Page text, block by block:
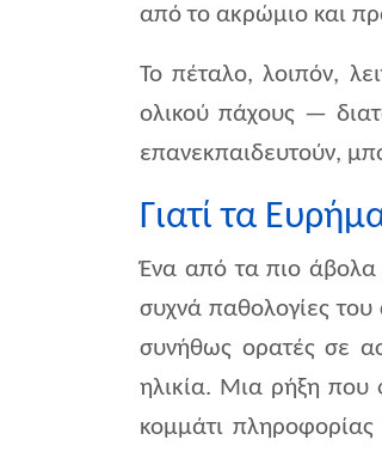
από το ακρώμιο και
Το πέταλο, λοιπόν,
ολικού πάχους —
επανεκπαιδευτούν,
Γιατί τα
Ένα από τα πιο άβολα
συχνά παθολογίες του
συνήθως ορατές σε
ηλικία. Μια ρήξη που
κομμάτι